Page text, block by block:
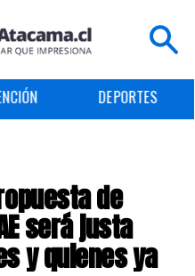
CULTURA
de
será justa
y quienes ya